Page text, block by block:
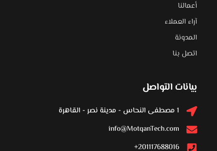
أعمالنا
آراء العملاء
المدونة
اتصل بنا
بيانات التواصل
1 مصطفى النحاس - مدينة نصر - القاهرة
info@MotqanTech.com
201117688016+